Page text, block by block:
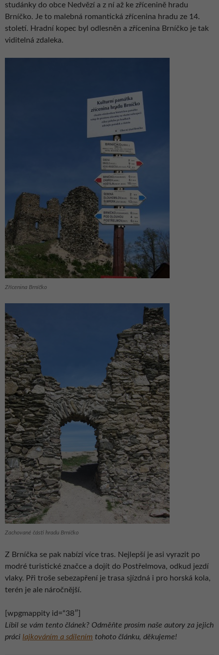
studánky do obce Nedvězí a z ní až ke zřícenině hradu
Brníčko. Je to malebná romantická zřícenina hradu ze 14.
století. Hradní kopec byl odlesněn a zřícenina Brníčko je tak
viditelná zdaleka.
Zřícenina Brníčko
Zachované části hradu Brníčko
Z Brníčka se pak nabízí více tras. Nejlepší je asi vyrazit po
modré turistické značce a dojít do Postřelmova, odkud jezdí
vlaky. Při troše sebezapření je trasa sjízdná i pro horská kola,
terén je ale náročnější.
[wpgmappity id=“38″]
Líbil se vám tento článek? Odměňte prosím naše autory za jejich
práci lajkováním a sdílením tohoto článku, děkujeme!